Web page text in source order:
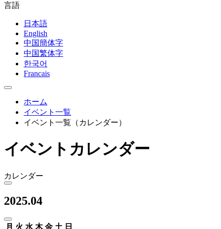
言語
日本語
English
中国簡体字
中国繁体字
한국어
Francais
ホーム
イベント一覧
イベント一覧（カレンダー）
イベントカレンダー
カレンダー
2025.04
月 火 水 木 金 土 日